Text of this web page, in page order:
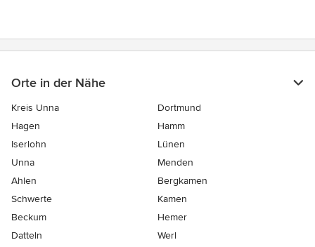
Orte in der Nähe
Kreis Unna
Dortmund
Hagen
Hamm
Iserlohn
Lünen
Unna
Menden
Ahlen
Bergkamen
Schwerte
Kamen
Beckum
Hemer
Datteln
Werl